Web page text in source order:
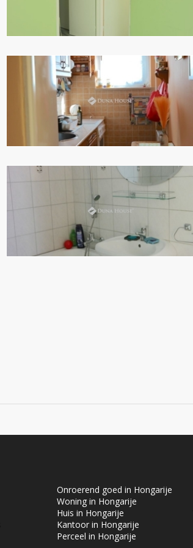
Onroerend goed in Hongarije
Woning in Hongarije
Huis in Hongarije
Kantoor in Hongarije
Perceel in Hongarije